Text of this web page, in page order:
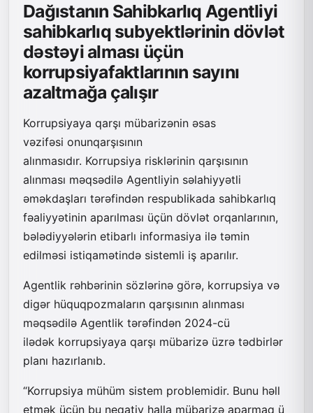
Dağıstanın Sahibkarlıq Agentliyi
sahibkarlıq subyektlərinin dövlət
dəstəyi alması üçün
korrupsiyafaktlarının sayını
azaltmağa çalışır
Korrupsiyaya qarşı mübarizənin əsas
vəzifəsi onunqarşısının
alınmasıdır. Korrupsiya risklərinin qarşısının
alınması məqsədilə Agentliyin səlahiyyətli
əməkdaşları tərəfindən respublikada sahibkarlıq
fəaliyyətinin aparılması üçün dövlət orqanlarının,
bələdiyyələrin etibarlı informasiya ilə təmin
edilməsi istiqamətində sistemli iş aparılır.
Agentlik rəhbərinin sözlərinə görə, korrupsiya və
digər hüquqpozmaların qarşısının alınması
məqsədilə Agentlik tərəfindən 2024-cü
ilədək korrupsiyaya qarşı mübarizə üzrə tədbirlər
planı hazırlanıb.
“Korrupsiya mühüm sistem problemidir. Bunu həll
etmək üçün bu neqativ halla mübarizə aparmaq ü